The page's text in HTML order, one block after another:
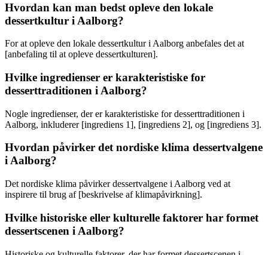
Hvordan kan man bedst opleve den lokale
dessertkultur i Aalborg?
For at opleve den lokale dessertkultur i Aalborg anbefales det at
[anbefaling til at opleve dessertkulturen].
Hvilke ingredienser er karakteristiske for
desserttraditionen i Aalborg?
Nogle ingredienser, der er karakteristiske for desserttraditionen i
Aalborg, inkluderer [ingrediens 1], [ingrediens 2], og [ingrediens 3].
Hvordan påvirker det nordiske klima dessertvalgene
i Aalborg?
Det nordiske klima påvirker dessertvalgene i Aalborg ved at
inspirere til brug af [beskrivelse af klimapåvirkning].
Hvilke historiske eller kulturelle faktorer har formet
dessertscenen i Aalborg?